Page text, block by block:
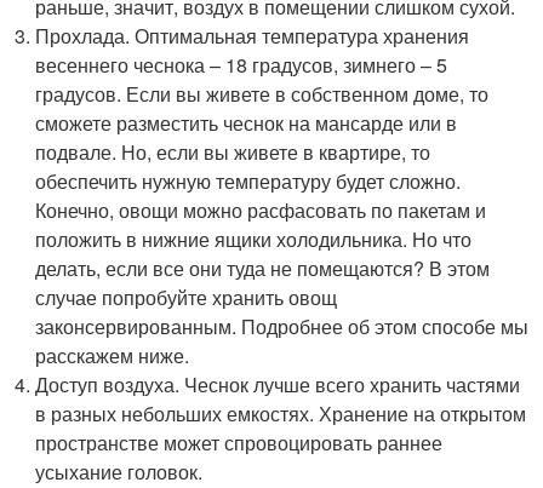
раньше, значит, воздух в помещении слишком сухой.
Прохлада. Оптимальная температура хранения
весеннего чеснока – 18 градусов, зимнего – 5
градусов. Если вы живете в собственном доме, то
сможете разместить чеснок на мансарде или в
подвале. Но, если вы живете в квартире, то
обеспечить нужную температуру будет сложно.
Конечно, овощи можно расфасовать по пакетам и
положить в нижние ящики холодильника. Но что
делать, если все они туда не помещаются? В этом
случае попробуйте хранить овощ
законсервированным. Подробнее об этом способе мы
расскажем ниже.
Доступ воздуха. Чеснок лучше всего хранить частями
в разных небольших емкостях. Хранение на открытом
пространстве может спровоцировать раннее
усыхание головок.